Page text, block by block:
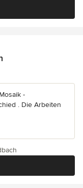
-
. Die Arbeiten